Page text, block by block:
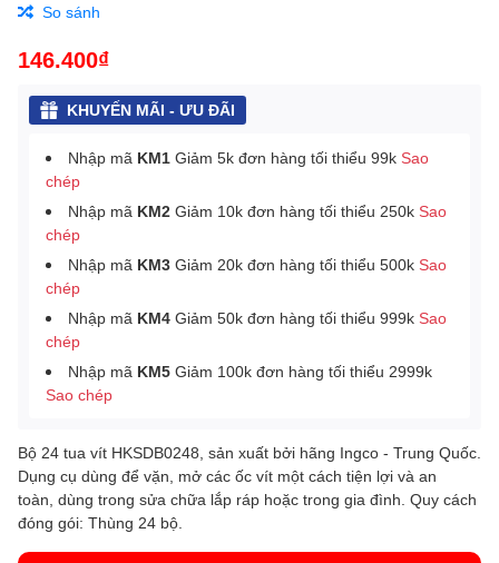
So sánh
146.400₫
KHUYẾN MÃI - ƯU ĐÃI
Nhập mã KM1 Giảm 5k đơn hàng tối thiểu 99k Sao
chép
Nhập mã KM2 Giảm 10k đơn hàng tối thiểu 250k Sao
chép
Nhập mã KM3 Giảm 20k đơn hàng tối thiểu 500k Sao
chép
Nhập mã KM4 Giảm 50k đơn hàng tối thiểu 999k Sao
chép
Nhập mã KM5 Giảm 100k đơn hàng tối thiểu 2999k
Sao chép
Bộ 24 tua vít HKSDB0248, sản xuất bởi hãng Ingco - Trung Quốc.
Dụng cụ dùng để vặn, mở các ốc vít một cách tiện lợi và an
toàn, dùng trong sửa chữa lắp ráp hoặc trong gia đình. Quy cách
đóng gói: Thùng 24 bộ.